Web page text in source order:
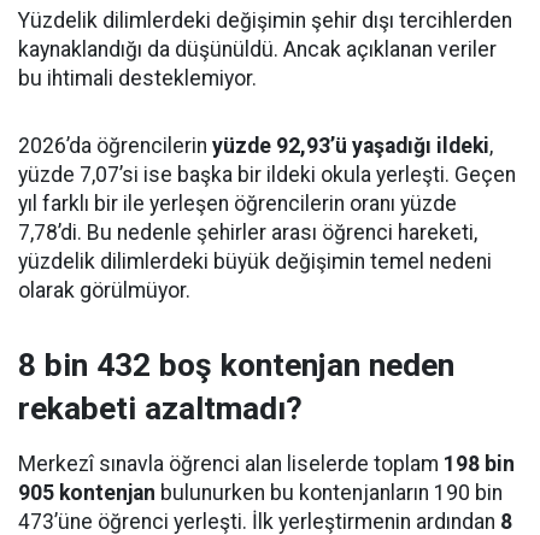
Yüzdelik dilimlerdeki değişimin şehir dışı tercihlerden
kaynaklandığı da düşünüldü. Ancak açıklanan veriler
bu ihtimali desteklemiyor.
2026’da öğrencilerin yüzde 92,93’ü yaşadığı ildeki,
yüzde 7,07’si ise başka bir ildeki okula yerleşti. Geçen
yıl farklı bir ile yerleşen öğrencilerin oranı yüzde
7,78’di. Bu nedenle şehirler arası öğrenci hareketi,
yüzdelik dilimlerdeki büyük değişimin temel nedeni
olarak görülmüyor.
8 bin 432 boş kontenjan neden
rekabeti azaltmadı?
Merkezî sınavla öğrenci alan liselerde toplam 198 bin
905 kontenjan bulunurken bu kontenjanların 190 bin
473’üne öğrenci yerleşti. İlk yerleştirmenin ardından 8